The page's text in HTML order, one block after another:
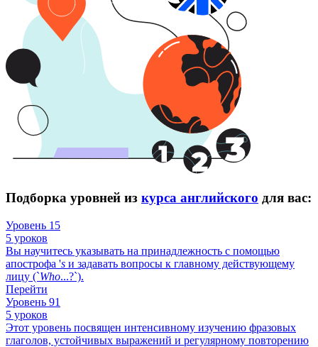
Подборка уровней из курса английского для вас:
Уровень 15
5 уроков
Вы научитесь указывать на принадлежность с помощью
апострофа 's и задавать вопросы к главному действующему
лицу (`Who...?`).
Перейти
Уровень 91
5 уроков
Этот уровень посвящен интенсивному изучению фразовых
глаголов, устойчивых выражений и регулярному повторению